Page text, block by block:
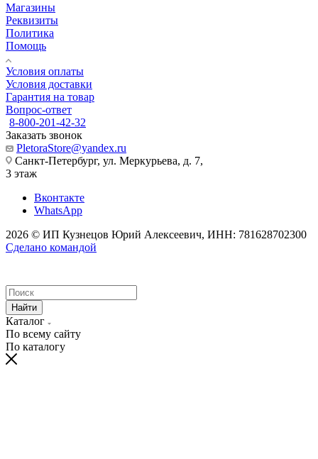
Магазины
Реквизиты
Политика
Помощь
Условия оплаты
Условия доставки
Гарантия на товар
Вопрос-ответ
8-800-201-42-32
Заказать звонок
PletoraStore@yandex.ru
Санкт-Петербург, ул. Меркурьева, д. 7,
3 этаж
Вконтакте
WhatsApp
2026 © ИП Кузнецов Юрий Алексеевич, ИНН: 781628702300
Сделано командой
Найти
Каталог
По всему сайту
По каталогу